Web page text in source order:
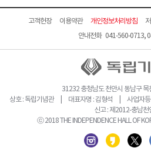
고객헌장 이용약관 개인정보처리방침
안내전화 041-560-0713,
31232 충청남도 천안시 동남구 목
상호 : 독립기념관 | 대표자명 : 김형석 | 사업자
신고 : 제2012-충남천
ⓒ 2018 THE INDEPENDENCE HALL OF